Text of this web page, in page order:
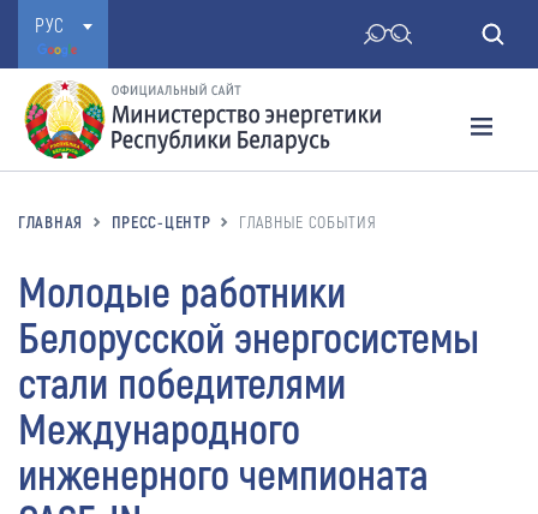
РУС
ГЛАВНАЯ ПРЕСС-ЦЕНТР ГЛАВНЫЕ СОБЫТИЯ
Молодые работники
Белорусской энергосистемы
стали победителями
Международного
инженерного чемпионата